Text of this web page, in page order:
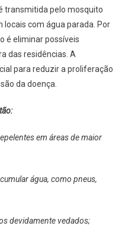
transmitida pelo mosquito
locais com água parada. Por
é eliminar possíveis
das residências. A
para reduzir a proliferação
da doença.
em áreas de maior
água, como pneus,
devidamente vedados;